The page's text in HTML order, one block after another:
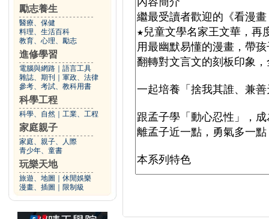
勵志養生
醫療、保健
料理、生活百科
教育、心理、勵志
進修學習
電腦與網路
語言工具
雜誌、期刊
軍政、法律
參考、考試、教科用書
科學工程
科學、自然 工業、工程
家庭親子
家庭、親子、人際
青少年、童書
玩樂天地
旅遊、地圖
休閒娛樂
漫畫、插圖
限制級